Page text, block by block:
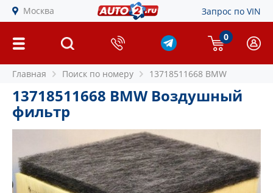
Москва Запрос по VIN
0
Главная Поиск по номеру 13718511668 BMW
13718511668 BMW Воздушный
фильтр